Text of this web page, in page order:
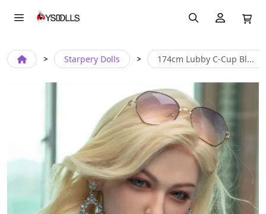
Starpery Dolls 174cm Lubby C-Cup Bl...